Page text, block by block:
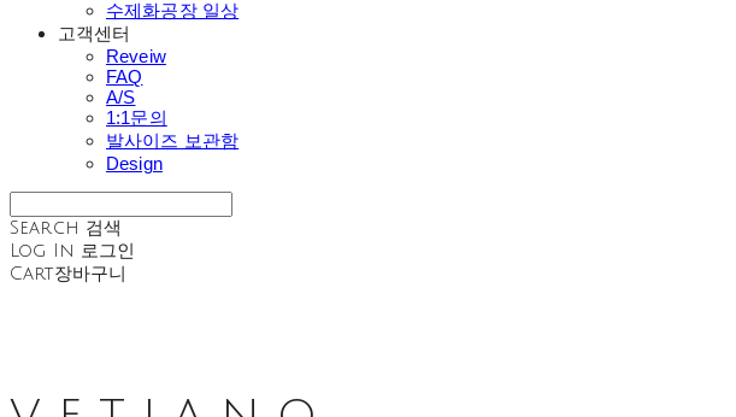
수제화공장 일상
고객센터
Reveiw
FAQ
A/S
1:1문의
발사이즈 보관함
Design
Search 검색
Log In 로그인
Cart장바구니